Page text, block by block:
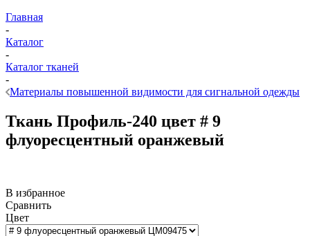
Главная
-
Каталог
-
Каталог тканей
-
Материалы повышенной видимости для сигнальной одежды
Ткань Профиль-240 цвет # 9
флуоресцентный оранжевый
В избранное
Сравнить
Цвет